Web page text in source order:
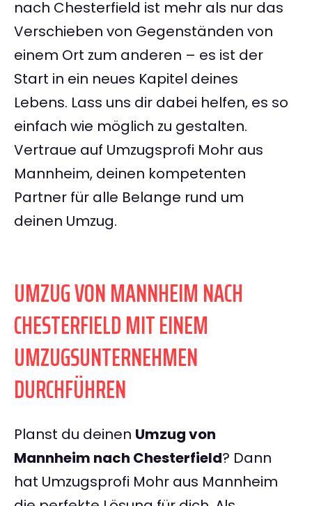
nach Chesterfield ist mehr als nur das
Verschieben von Gegenständen von
einem Ort zum anderen – es ist der
Start in ein neues Kapitel deines
Lebens. Lass uns dir dabei helfen, es so
einfach wie möglich zu gestalten.
Vertraue auf Umzugsprofi Mohr aus
Mannheim, deinen kompetenten
Partner für alle Belange rund um
deinen Umzug.
UMZUG VON MANNHEIM NACH
CHESTERFIELD MIT EINEM
UMZUGSUNTERNEHMEN
DURCHFÜHREN
Planst du deinen Umzug von
Mannheim nach Chesterfield? Dann
hat Umzugsprofi Mohr aus Mannheim